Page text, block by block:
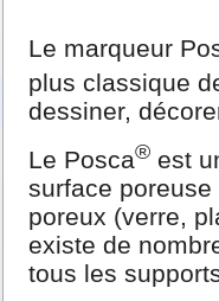
Le marqueur
plus classique
dessiner,
Le Posca® est
surface
poreux (verre,
existe de
tous les